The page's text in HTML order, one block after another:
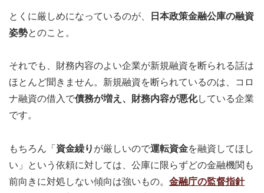
とくに厳しめになっているのが、
日本政策金融公庫の融資
姿勢とのこと。
それでも、財務内容のよい企業が新規融資を断られる話は
ほとんど聞きません。新規融資を断られているのは、コロ
ナ融資の借入で債務が増え、財務内容が悪化している企業
です。
もちろん「 資金繰り が厳しいので運転資金を融資してほし
い」という依頼に対しては、公庫に限らずどの金融機関も
前向きに対処しない傾向は強いもの。 金融庁の監督指針